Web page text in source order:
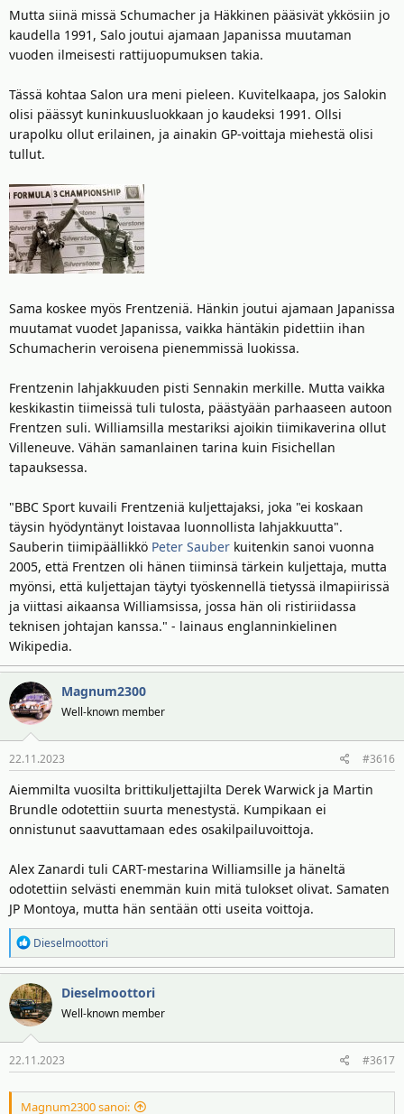
Mutta siinä missä Schumacher ja Häkkinen pääsivät ykkösiin jo
kaudella 1991, Salo joutui ajamaan Japanissa muutaman
vuoden ilmeisesti rattijuopumuksen takia.
Tässä kohtaa Salon ura meni pieleen. Kuvitelkaapa, jos Salokin
olisi päässyt kuninkuusluokkaan jo kaudeksi 1991. Ollsi
urapolku ollut erilainen, ja ainakin GP-voittaja miehestä olisi
tullut.
Sama koskee myös Frentzeniä. Hänkin joutui ajamaan Japanissa
muutamat vuodet Japanissa, vaikka häntäkin pidettiin ihan
Schumacherin veroisena pienemmissä luokissa.
Frentzenin lahjakkuuden pisti Sennakin merkille. Mutta vaikka
keskikastin tiimeissä tuli tulosta, päästyään parhaaseen autoon
Frentzen suli. Williamsilla mestariksi ajoikin tiimikaverina ollut
Villeneuve. Vähän samanlainen tarina kuin Fisichellan
tapauksessa.
"BBC Sport kuvaili Frentzeniä kuljettajaksi, joka "ei koskaan
täysin hyödyntänyt loistavaa luonnollista lahjakkuutta".
Sauberin tiimipäällikkö Peter Sauber kuitenkin sanoi vuonna
2005, että Frentzen oli hänen tiiminsä tärkein kuljettaja, mutta
myönsi, että kuljettajan täytyi työskennellä tietyssä ilmapiirissä
ja viittasi aikaansa Williamsissa, jossa hän oli ristiriidassa
teknisen johtajan kanssa." - lainaus englanninkielinen
Wikipedia.
Magnum2300
Well-known member
22.11.2023 #3616
Aiemmilta vuosilta brittikuljettajilta Derek Warwick ja Martin
Brundle odotettiin suurta menestystä. Kumpikaan ei
onnistunut saavuttamaan edes osakilpailuvoittoja.
Alex Zanardi tuli CART-mestarina Williamsille ja häneltä
odotettiin selvästi enemmän kuin mitä tulokset olivat. Samaten
JP Montoya, mutta hän sentään otti useita voittoja.
R
e
a
k
t
i
o
t
Dieselmoottori
Dieselmoottori
Well-known member
22.11.2023 #3617
Magnum2300 sanoi: